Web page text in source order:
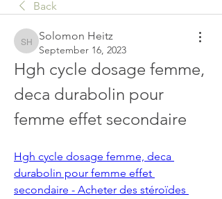
Back
Solomon Heitz
Solomon Heitz
September 16, 2023
Hgh cycle dosage femme,
deca durabolin pour
femme effet secondaire
Hgh cycle dosage femme, deca
durabolin pour femme effet
secondaire - Acheter des stéroïdes